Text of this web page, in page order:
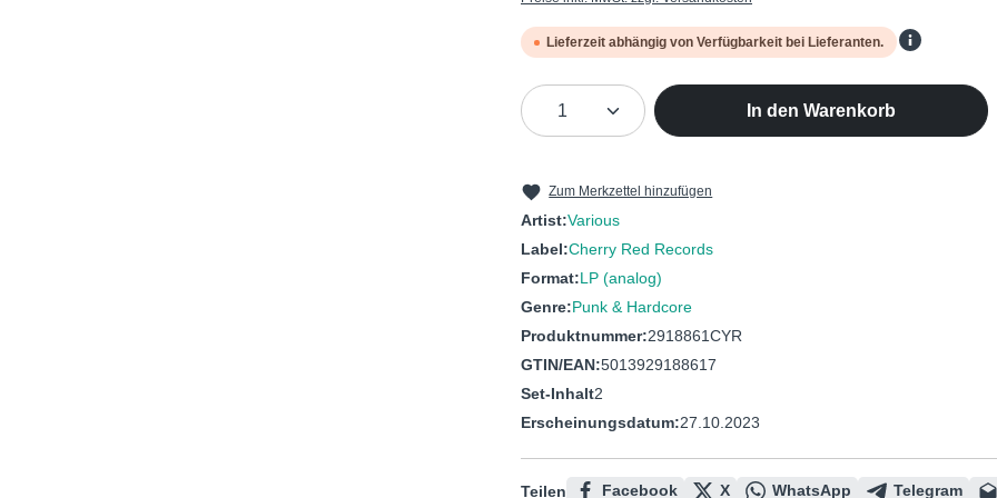
Lieferzeit abhängig von Verfügbarkeit bei Lieferanten.
Produkt Anzahl: Gib den gewünschten
In den Warenkorb
Zum Merkzettel hinzufügen
Artist:Various
Label:Cherry Red Records
Format:LP (analog)
Genre:Punk & Hardcore
Produktnummer:2918861CYR
GTIN/EAN:5013929188617
Set-Inhalt2
Erscheinungsdatum:27.10.2023
Teilen Facebook X WhatsApp Telegram